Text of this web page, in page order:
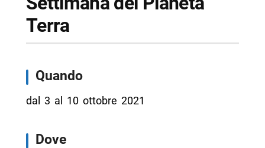
Terra
Quando
dal 3 al 10 ottobre 2021
Dove